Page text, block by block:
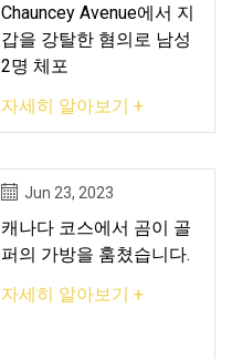
Chauncey Avenue에서 지
갑을 강탈한 혐의로 남성
2명 체포
자세히 알아보기 +
Jun 23, 2023
캐나다 코스에서 곰이 골
퍼의 가방을 훔쳤습니다.
자세히 알아보기 +